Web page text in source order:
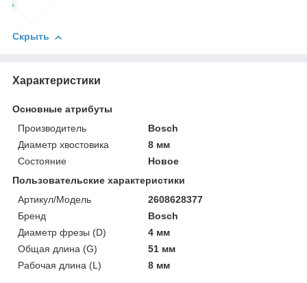
Скрыть
Характеристики
Основные атрибуты
Производитель
Bosch
Диаметр хвостовика
8 мм
Состояние
Новое
Пользовательские характеристики
Артикул/Модель
2608628377
Бренд
Bosch
Диаметр фрезы (D)
4 мм
Общая длина (G)
51 мм
Рабочая длина (L)
8 мм